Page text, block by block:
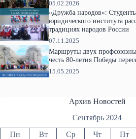
05.02.2026
«Дружба народов»:
юридического института
традициях народов России
07.11.2025
Маршруты двух
честь 80-летия Победы
15.05.2025
Архив Новостей
Сентябрь 2024
Пн Вт Ср Чт Пт